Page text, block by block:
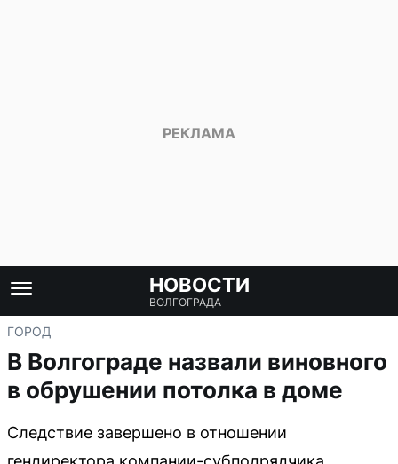
НОВОСТИ
ВОЛГОГРАДА
ГОРОД
В Волгограде назвали виновного
в обрушении потолка в доме
Следствие завершено в отношении